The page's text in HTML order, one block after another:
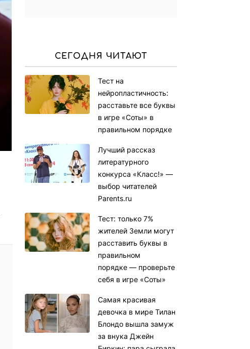
СЕГОДНЯ ЧИТАЮТ
Тест на
нейропластичность:
расставьте все буквы
в игре «Соты» в
правильном порядке
Лучший рассказ
литературного
конкурса «Класс!» —
выбор читателей
Parents.ru
Тест: только 7%
жителей Земли могут
расставить буквы в
правильном
порядке — проверьте
себя в игре «Соты»
Самая красивая
девочка в мире Тилан
Блондо вышла замуж
за внука Джейн